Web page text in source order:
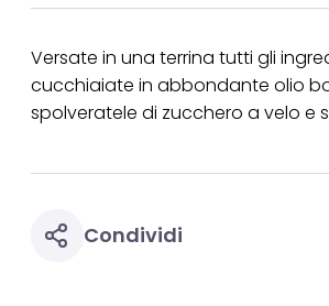
Versate in una terrina tutti gli
cucchiaiate in abbondante olio
spolveratele di zucchero a velo e
Condividi